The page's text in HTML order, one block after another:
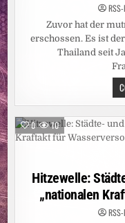
RSS-
Zuvor hat der
erschossen. Es ist
Thailand seit
0 10
Hitzewelle:
„nationalen
RSS-